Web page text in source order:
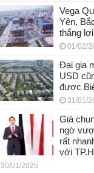
Vega
Yên,
thắng
01/02/
Đại gia
USD
được
31/01/
Giá
ngờ
rất
với
30/01/2025